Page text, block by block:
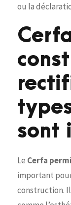
ou la
sont
Le Cerfa
important
construction.